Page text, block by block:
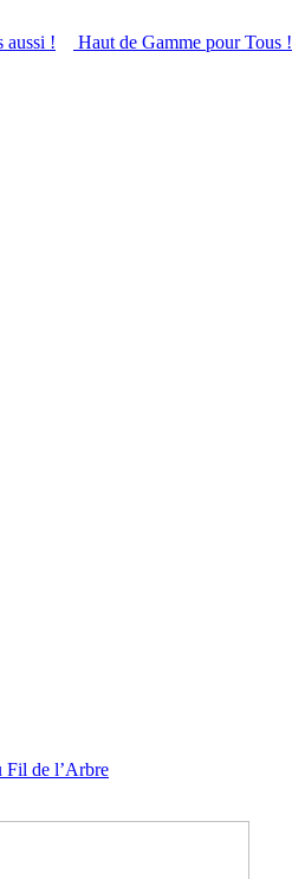
aussi ! Haut de Gamme pour Tous !
Fil de l’Arbre